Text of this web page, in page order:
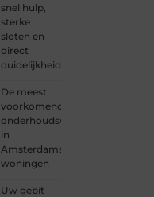
snel hulp,
sterke
sloten en
direct
duidelijkheid
De meest
voorkomende
onderhoudswerkzaamheden
in
Amsterdamse
woningen
Uw gebit